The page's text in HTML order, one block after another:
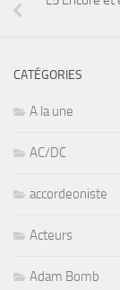
CATÉGORIES
A la une
AC/DC
accordeoniste
Acteurs
Adam Bomb